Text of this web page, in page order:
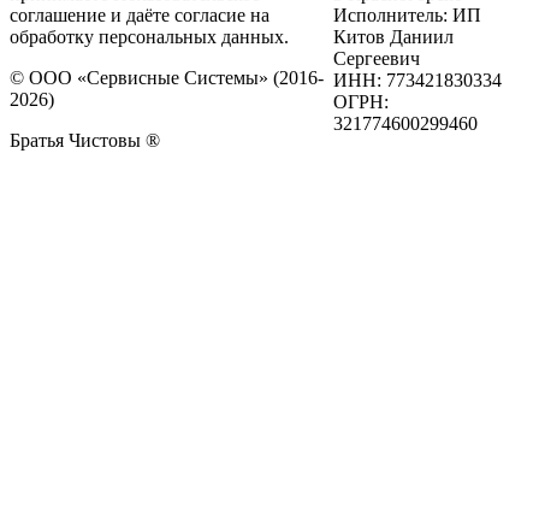
соглашение и даёте согласие на
обработку персональных данных.
© ООО «Сервисные Системы» (2016-
2026)
Братья Чистовы ®
Исполнитель: ИП
Китов Даниил
Сергеевич
ИНН: 773421830334
ОГРН:
321774600299460